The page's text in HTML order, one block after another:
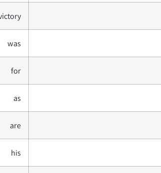
was
for
as
are
his